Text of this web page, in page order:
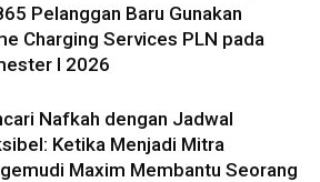
Pelanggan Baru Gunakan
Charging Services PLN pada
I 2026
Nafkah dengan Jadwal
Ketika Menjadi Mitra
Maxim Membantu Seorang